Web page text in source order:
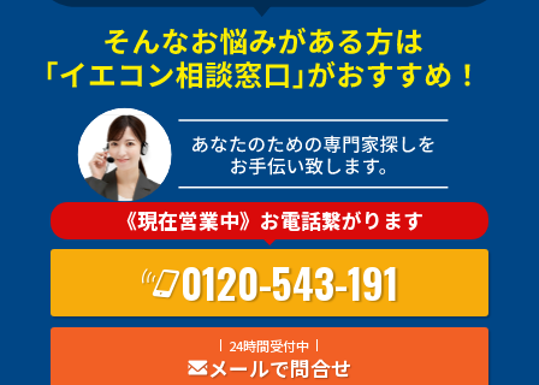
《現在営業中》お電話繋がります
0120-543-191
24時間受付中
メールで問合せ